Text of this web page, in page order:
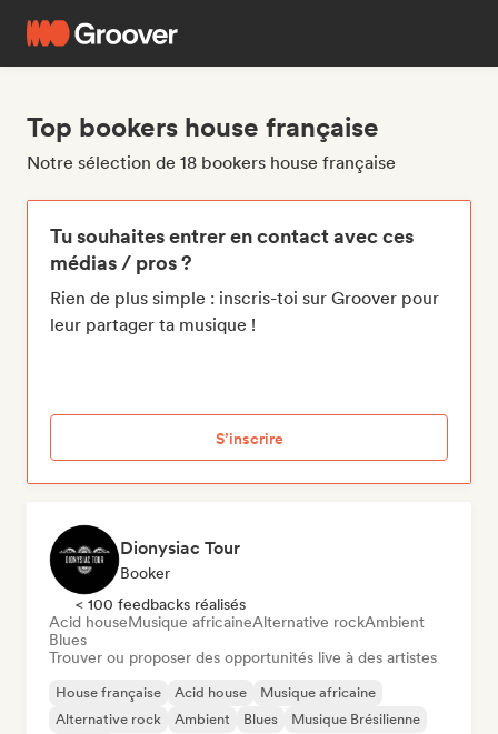
Top bookers house française
Notre sélection de 18 bookers house française
Tu souhaites entrer en contact avec ces
médias / pros ?
Rien de plus simple : inscris-toi sur Groover pour
leur partager ta musique !
S’inscrire
Dionysiac Tour
Booker
< 100 feedbacks réalisés
Acid houseMusique africaineAlternative rockAmbient
Blues
Trouver ou proposer des opportunités live à des artistes
House française Acid house
Musique africaine
Alternative rock
Ambient Blues
Musique Brésilienne